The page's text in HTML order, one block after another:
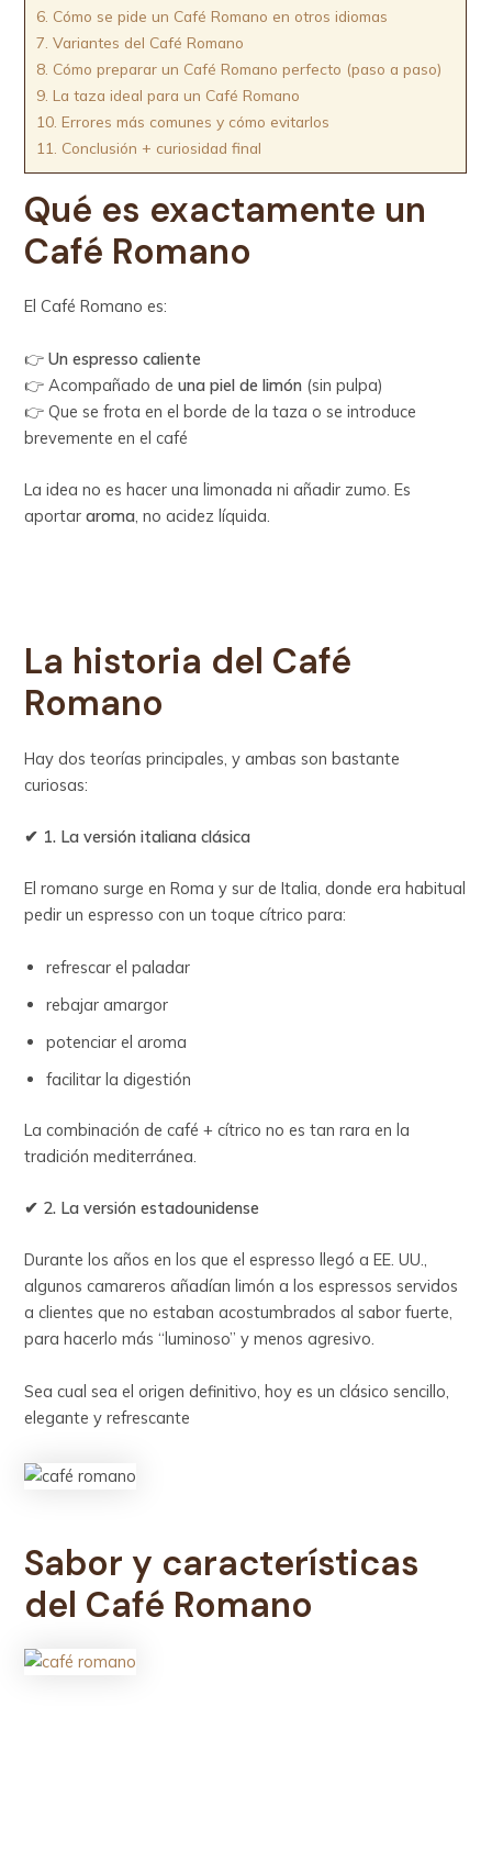
6. Cómo se pide un Café Romano en otros idiomas
7. Variantes del Café Romano
8. Cómo preparar un Café Romano perfecto (paso a paso)
9. La taza ideal para un Café Romano
10. Errores más comunes y cómo evitarlos
11.
Conclusión + curiosidad final
Qué es exactamente un
Café Romano
El Café Romano es:
👉Un espresso caliente
👉 Acompañado deuna piel de limón (sin pulpa)
👉 Que se frota en el borde de la taza o se introduce
brevemente en el café
La idea no es hacer una limonada ni añadir zumo. Es
aportararoma, no acidez líquida.
La historia del Café
Romano
Hay dos teorías principales, y ambas son bastante
curiosas:
✔ 1. La versión italiana clásica
El romano surge en Roma y sur de Italia, donde era habitual
pedir un espresso con un toque cítrico para:
refrescar el paladar
rebajar amargor
potenciar el aroma
facilitar la digestión
La combinación de café + cítrico no es tan rara en la
tradición mediterránea.
✔ 2. La versión estadounidense
Durante los años en los que el espresso llegó a EE. UU.,
algunos camareros añadían limón a los espressos servidos
a clientes que no estaban acostumbrados al sabor fuerte,
para hacerlo más “luminoso” y menos agresivo.
Sea cual sea el origen definitivo, hoy es un clásico sencillo,
elegante y refrescante
Sabor y características
del Café Romano